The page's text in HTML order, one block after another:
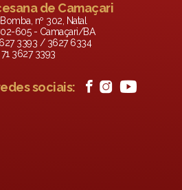
de Camaçari
nº 302, Natal
605 - Camaçari/BA
3393 / 3627 6334
71 3627 3393
sociais: